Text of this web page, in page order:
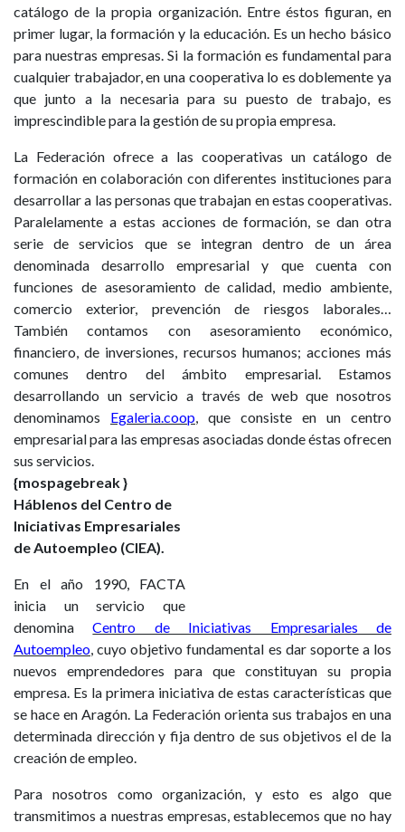
catálogo de la propia organización. Entre éstos figuran, en
primer lugar, la formación y la educación. Es un hecho básico
para nuestras empresas. Si la formación es fundamental para
cualquier trabajador, en una cooperativa lo es doblemente ya
que junto a la necesaria para su puesto de trabajo, es
imprescindible para la gestión de su propia empresa.
La Federación ofrece a las cooperativas un catálogo de
formación en colaboración con diferentes instituciones para
desarrollar a las personas que trabajan en estas cooperativas.
Paralelamente a estas acciones de formación, se dan otra
serie de servicios que se integran dentro de un área
denominada desarrollo empresarial y que cuenta con
funciones de asesoramiento de calidad, medio ambiente,
comercio exterior, prevención de riesgos laborales…
También contamos con asesoramiento económico,
financiero, de inversiones, recursos humanos; acciones más
comunes dentro del ámbito empresarial. Estamos
desarrollando un servicio a través de web que nosotros
denominamos Egaleria.coop, que consiste en un centro
empresarial para las empresas asociadas donde éstas ofrecen
sus servicios.
{mospagebreak }
Háblenos del Centro de
Iniciativas Empresariales
de Autoempleo (CIEA).
En el año 1990, FACTA
inicia un servicio que
denominaCentro de Iniciativas Empresariales de
Autoempleo, cuyo objetivo fundamental es dar soporte a los
nuevos emprendedores para que constituyan su propia
empresa. Es la primera iniciativa de estas características que
se hace en Aragón. La Federación orienta sus trabajos en una
determinada dirección y fija dentro de sus objetivos el de la
creación de empleo.
Para nosotros como organización, y esto es algo que
transmitimos a nuestras empresas, establecemos que no hay